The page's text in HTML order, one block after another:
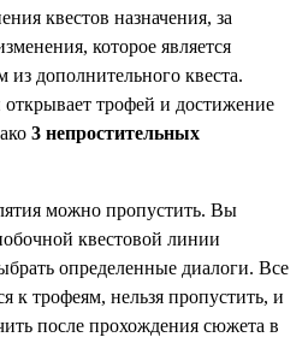
квестов назначения, за
которое является
дополнительного квеста.
трофей и достижение
3 непростительных
можно пропустить. Вы
квестовой линии
определенные диалоги. Все
к трофеям, нельзя пропустить, и
после прохождения сюжета в